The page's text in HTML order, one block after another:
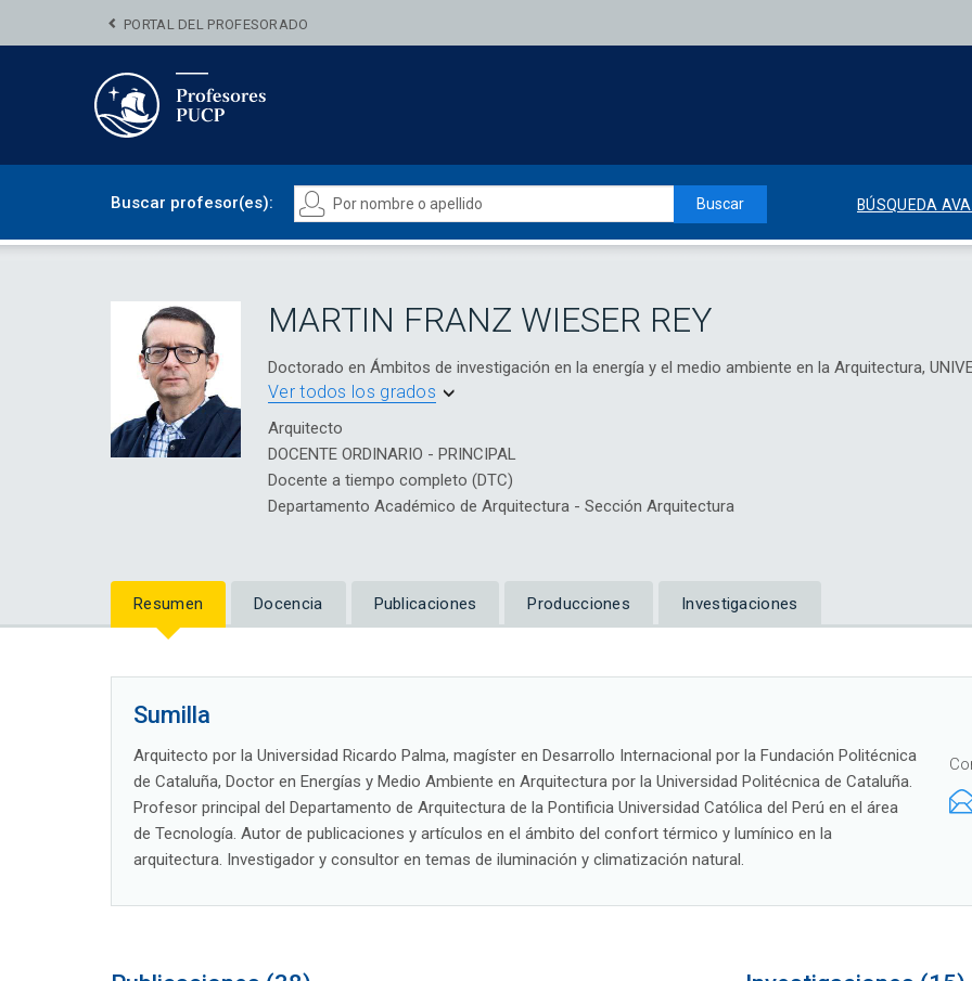
PORTAL DEL PROFESORADO
Buscar profesor(es): Buscar BÚSQUEDA
MARTIN FRANZ WIESER REY
Doctorado en Ámbitos de investigación en la energía y el medio ambiente en la Arquitectura,
Ver todos los grados
Arquitecto
DOCENTE ORDINARIO - PRINCIPAL
Docente a tiempo completo (DTC)
Departamento Académico de Arquitectura - Sección Arquitectura
Resumen Docencia Publicaciones Producciones Investigaciones
Sumilla
Arquitecto por la Universidad Ricardo Palma, magíster en Desarrollo Internacional por la Fundación Politécnica
de Cataluña, Doctor en Energías y Medio Ambiente en Arquitectura por la Universidad Politécnica de Cataluña.
Profesor principal del Departamento de Arquitectura de la Pontificia Universidad Católica del Perú en el área
de Tecnología. Autor de publicaciones y artículos en el ámbito del confort térmico y lumínico en la
arquitectura. Investigador y consultor en temas de iluminación y climatización natural.